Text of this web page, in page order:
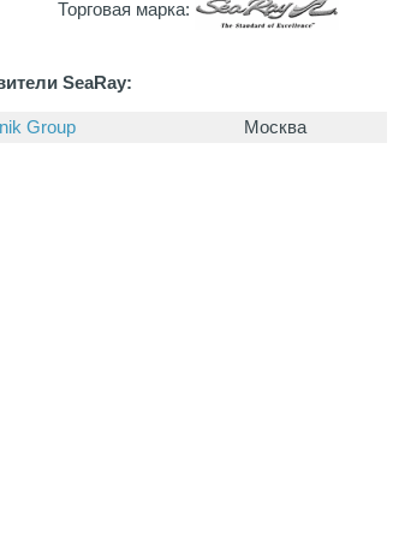
Торговая марка:
SeaRay:
Group Москва